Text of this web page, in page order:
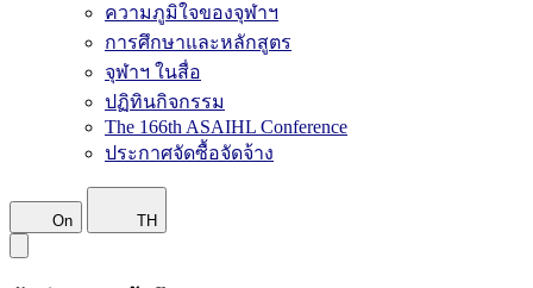
ความภูมิใจของจุฬาฯ
การศึกษาและหลักสูตร
จุฬาฯ ในสื่อ
ปฏิทินกิจกรรม
The 166th ASAIHL Conference
ประกาศจัดซื้อจัดจ้าง
On TH